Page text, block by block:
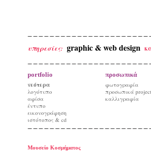
υπηρεσίες: graphic & web design
portfolio
νεότερα
λογότυπο
αφίσα
έντυπο
εικονογράφηση
ιστότοπος & cd
προσωπικά
φωτογραφία
προσωπικά project
καλλιγραφία
Μουσείο Κοσμήματος